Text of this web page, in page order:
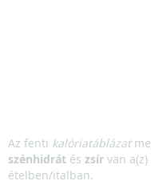
Az fenti kalóriatáblázat
szénhidrát és zsír van a(z)
ételben/italban.